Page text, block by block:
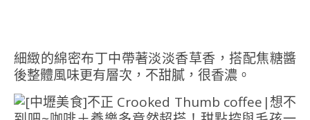
細緻的綿密布丁中帶著淡淡香草香，搭配焦糖醬
後整體風味更有層次，不甜膩，很香濃。